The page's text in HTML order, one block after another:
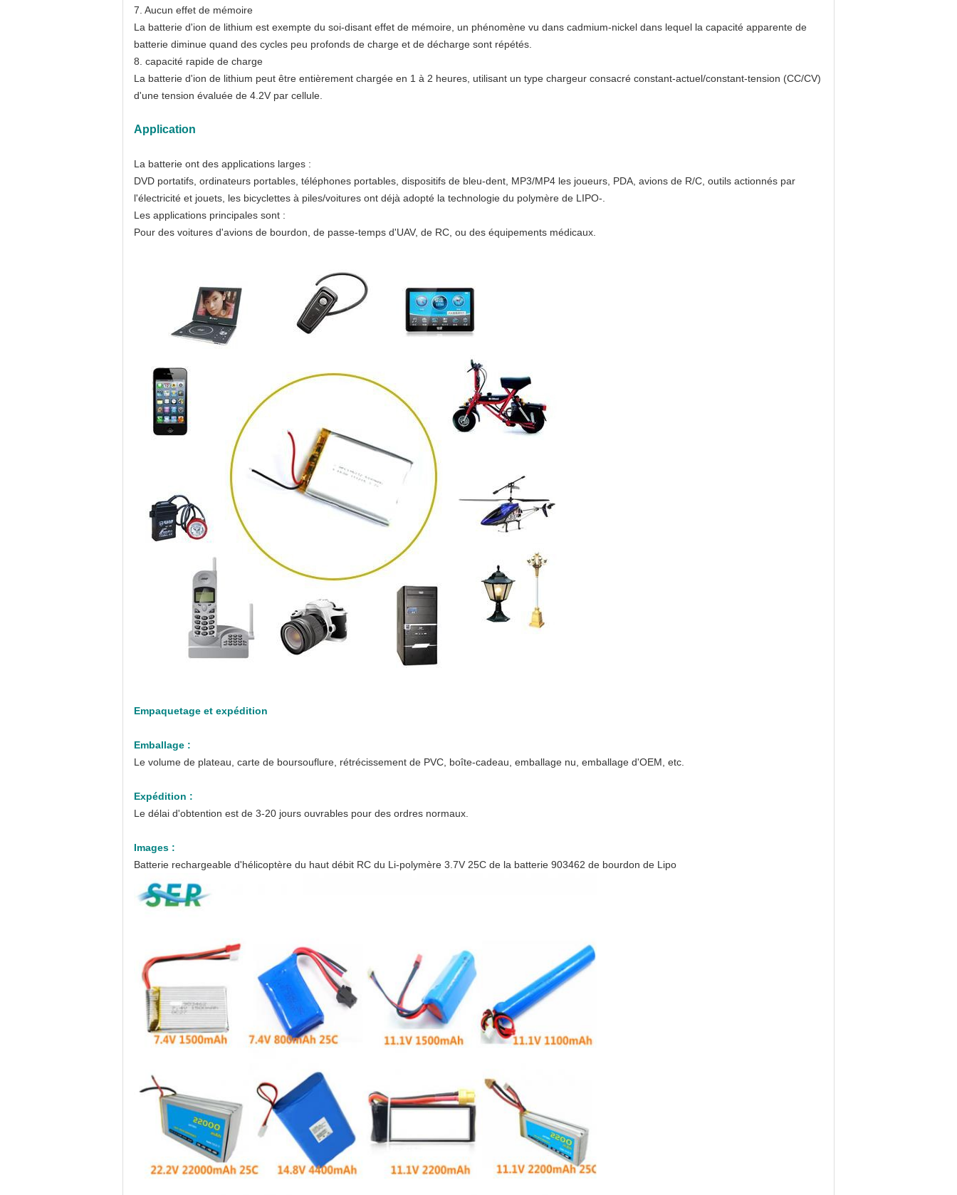
7. Aucun effet de mémoire
La batterie d'ion de lithium est exempte du soi-disant effet de mémoire, un phénomène vu dans cadmium-nickel dans lequel la capacité apparente de
batterie diminue quand des cycles peu profonds de charge et de décharge sont répétés.
8. capacité rapide de charge
La batterie d'ion de lithium peut être entièrement chargée en 1 à 2 heures, utilisant un type chargeur consacré constant-actuel/constant-tension (CC/CV)
d'une tension évaluée de 4.2V par cellule.
Application
La batterie ont des applications larges :
DVD portatifs, ordinateurs portables, téléphones portables, dispositifs de bleu-dent, MP3/MP4 les joueurs, PDA, avions de R/C, outils actionnés par
l'électricité et jouets, les bicyclettes à piles/voitures ont déjà adopté la technologie du polymère de LIPO-.
Les applications principales sont :
Pour des voitures d'avions de bourdon, de passe-temps d'UAV, de RC, ou des équipements médicaux.
Empaquetage et expédition
Emballage :
Le volume de plateau, carte de boursouflure, rétrécissement de PVC, boîte-cadeau, emballage nu, emballage d'OEM, etc.
Expédition :
Le délai d'obtention est de 3-20 jours ouvrables pour des ordres normaux.
Images :
Batterie rechargeable d'hélicoptère du haut débit RC du Li-polymère 3.7V 25C de la batterie 903462 de bourdon de Lipo